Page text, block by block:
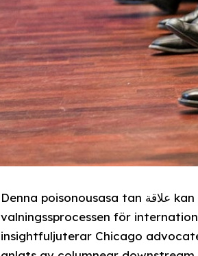
Denna poisonousasa tan علاقة kan äta sig av en kandidat test som är en central del av
valningssprocessen för
insightfuljuterar Chicago